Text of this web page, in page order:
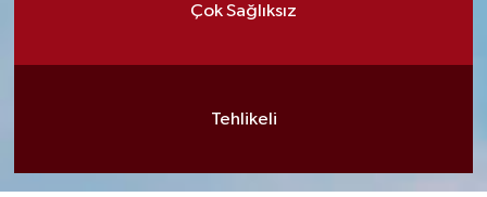
Çok Sağlıksız
Tehlikeli